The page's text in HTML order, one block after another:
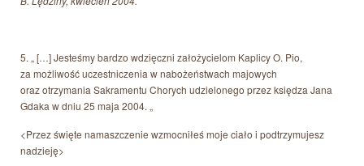
5. „ […] Jesteśmy bardzo wdzięczni założycielom Kaplicy O. Pio,
za możliwość uczestniczenia w nabożeństwach majowych
oraz otrzymania Sakramentu Chorych udzielonego przez księdza Jana
Gdaka w dniu 25 maja 2004. „
<Przez święte namaszczenie wzmocniłeś moje ciało i podtrzymujesz
nadzieję>